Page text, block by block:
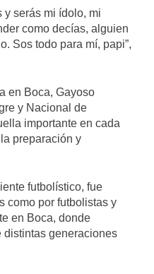
y serás mi ídolo, mi
como decías, alguien
Sos todo para mí, papi”,
en Boca, Gayoso
y Nacional de
importante en cada
preparación y
futbolístico, fue
como por futbolistas y
en Boca, donde
distintas generaciones